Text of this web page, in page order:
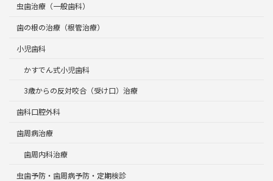
虫歯治療（一般歯科）
歯の根の治療（根管治療）
小児歯科
かすでん式小児歯科
3歳からの反対咬合（受け口）治療
歯科口腔外科
歯周病治療
歯周内科治療
虫歯予防・歯周病予防・定期検診